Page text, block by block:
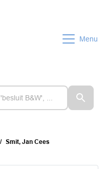
Menu
Smit, Jan Cees